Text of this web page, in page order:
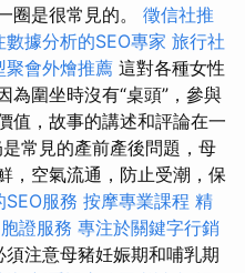
圈是很常見的。 徵信社推
數據分析的SEO專家 旅行社
聚會外燴推薦 這對各種女性
為圍坐時沒有“桌頭”，參與
值，故事的講述和評論在一
常見的產前產後問題，母
，空氣流通，防止受潮，保
SEO服務 按摩專業課程 精
證服務 專注於關鍵字行銷
須注意母豬妊娠期和哺乳期